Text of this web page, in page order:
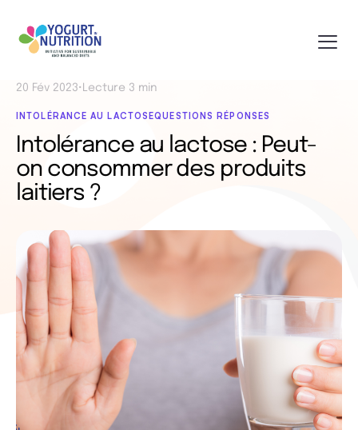
20 Fév 2023• Lecture 3 min
INTOLÉRANCE AU LACTOSEQUESTIONS RÉPONSES
Intolérance au lactose : Peut-
on consommer des produits
laitiers ?